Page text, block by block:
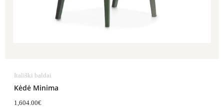
Itališki baldai
Kėdė Minima
1,604.00€